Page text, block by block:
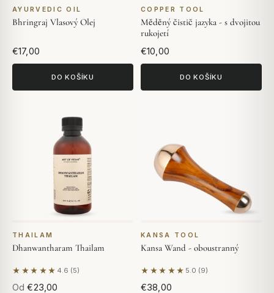
AYURVEDIC OIL
Bhringraj Vlasový Olej
€17,00
DO KOŠÍKU
COPPER TOOL
Měděný čistič jazyka - s dvojitou
rukojetí
€10,00
DO KOŠÍKU
THAILAM
Dhanwantharam Thailam
★★★★★ 4.6 (5)
Na základě 5 hodnocení
Od €23,00
KANSA TOOL
Kansa Wand - oboustranný
★★★★★ 5.0 (9)
Na základě 9 hodnocení
€38,00